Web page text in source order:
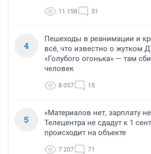
11 158 31
4
Пешеходы в реанимации и
всё, что известно о жутком
«Голубого огонька» — там
человек
8 057 15
5
«Материалов нет, зарплату
Телецентра не сдадут к 1
происходит на объекте
7 207 71